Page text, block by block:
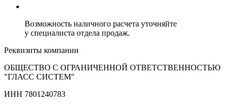
Возможность наличного расчета уточняйте
у специалиста отдела продаж.
Реквизиты компании
ОБЩЕСТВО С ОГРАНИЧЕННОЙ ОТВЕТСТВЕННОСТЬЮ
"ГЛАСС СИСТЕМ"
ИНН 7801240783